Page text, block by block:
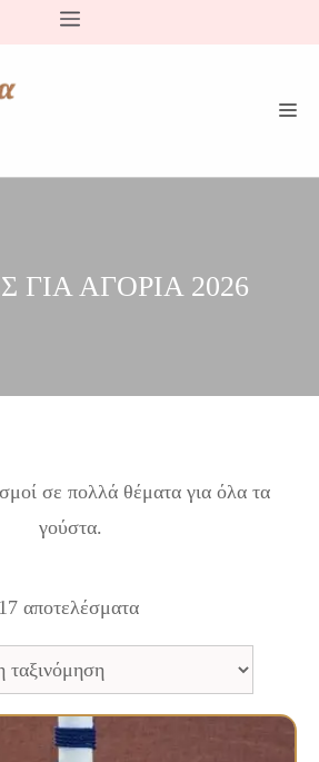
ΑΓΟΡΙΑ 2026
σε πολλά θέματα για όλα τα
γούστα.
αποτελέσματα